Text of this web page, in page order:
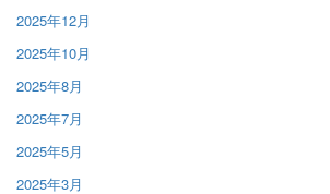
2025年12月
2025年10月
2025年8月
2025年7月
2025年5月
2025年3月